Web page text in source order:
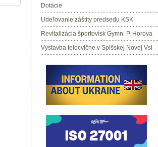
Dotácie
Udeľovanie záštity predsedu KSK
Revitalizácia športovísk Gymn. P. Horova
Výstavba telocvične v Spišskej Novej Vsi